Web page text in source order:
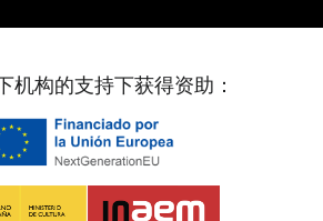
机构的支持下获得资助：